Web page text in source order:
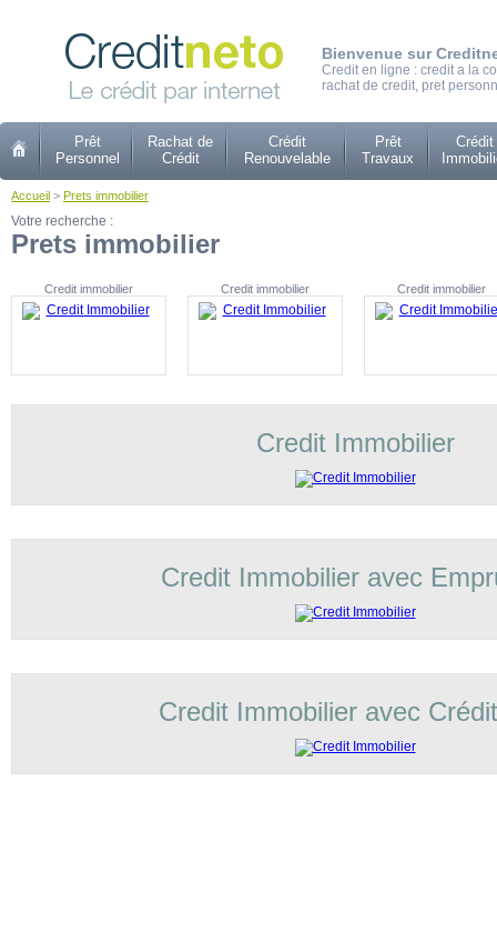
Bienvenue sur
Credit en ligne : credit a la
rachat de credit, pret
Prêt
Personnel
Rachat de
Crédit
Crédit
Renouvelable
Prêt
Travaux
Crédit
Accueil > Prets immobilier
Votre recherche :
Prets immobilier
Credit immobilier Credit immobilier Credit immobilier
Credit Immobilier
Credit Immobilier avec
Credit Immobilier avec